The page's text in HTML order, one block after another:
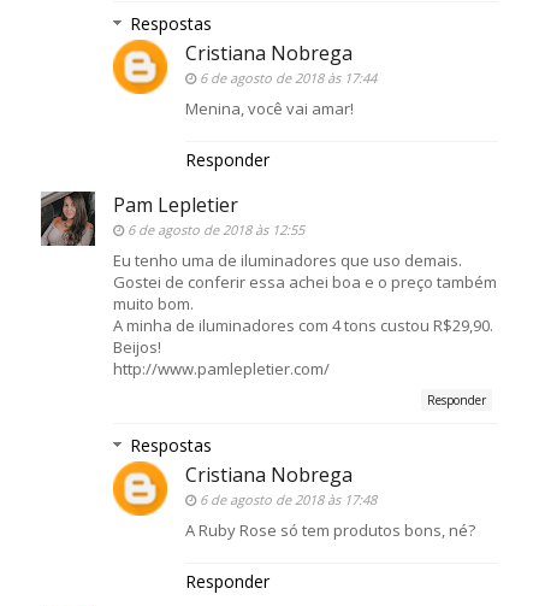
Respostas
Cristiana Nobrega
6 de agosto de 2018 às 17:44
Menina, você vai amar!
Responder
Pam Lepletier
6 de agosto de 2018 às 12:55
Eu tenho uma de iluminadores que uso demais.
Gostei de conferir essa achei boa e o preço também
muito bom.
A minha de iluminadores com 4 tons custou R$29,90.
Beijos!
http://www.pamlepletier.com/
Responder
Respostas
Cristiana Nobrega
6 de agosto de 2018 às 17:48
A Ruby Rose só tem produtos bons, né?
Responder